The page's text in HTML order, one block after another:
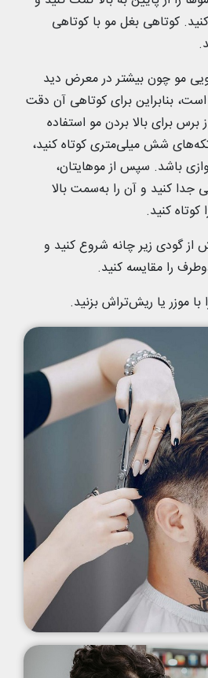
کوتاهی بغل مو با کوتاهی
مو چون بیشتر در معرض دید
بنابراین برای کوتاهی آن دقت
برای بالا بردن مو استفاده
شش میلی‌متری کوتاه کنید،
باشد. سپس از موهایتان،
جدا کنید و آن را به‌سمت بالا
کنید.
از گودی زیر چانه شروع کنید و
را مقایسه کنید.
موزر یا ریش‌تراش بزنید.